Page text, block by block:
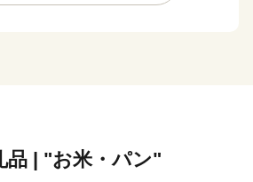
品 | "お米・パン"